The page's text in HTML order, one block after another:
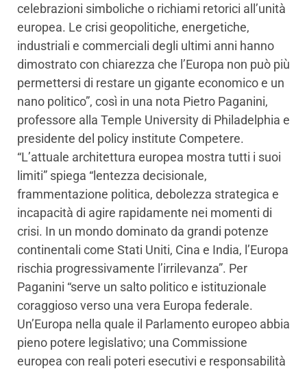
celebrazioni simboliche o richiami retorici all’unità
europea. Le crisi geopolitiche, energetiche,
industriali e commerciali degli ultimi anni hanno
dimostrato con chiarezza che l’Europa non può più
permettersi di restare un gigante economico e un
nano politico”, così in una nota Pietro Paganini,
professore alla Temple University di Philadelphia e
presidente del policy institute Competere.
“L’attuale architettura europea mostra tutti i suoi
limiti” spiega “lentezza decisionale,
frammentazione politica, debolezza strategica e
incapacità di agire rapidamente nei momenti di
crisi. In un mondo dominato da grandi potenze
continentali come Stati Uniti, Cina e India, l’Europa
rischia progressivamente l’irrilevanza”. Per
Paganini “serve un salto politico e istituzionale
coraggioso verso una vera Europa federale.
Un’Europa nella quale il Parlamento europeo abbia
pieno potere legislativo; una Commissione
europea con reali poteri esecutivi e responsabilità